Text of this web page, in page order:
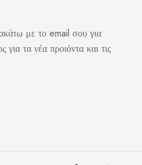
με το email σου για
για τα νέα προιόντα και τις